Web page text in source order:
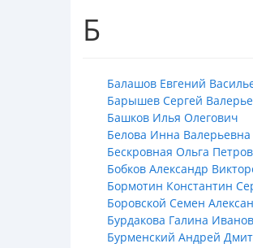
Б
Балашов Евгений
Барышев Сергей
Башков Илья Олегович
Белова Инна Валерьевна
Бескровная Ольга
Бобков Александр
Бормотин Константин
Боровской Семен
Бурдакова Галина
Бурменский Андрей